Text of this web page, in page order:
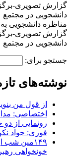
گزارش تصویری-
دانشجویی در
مناظره دانشجویی
گزارش تصویری-
دانشجویی در مجتمع
جستجو برای:
نوشته‌های
از قول من
اختصاصی:
رونمایی از
فوری: جواد
۱۴۹مین
خونخواهی